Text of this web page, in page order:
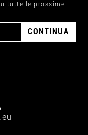
tutte le prossime
CONTINUA